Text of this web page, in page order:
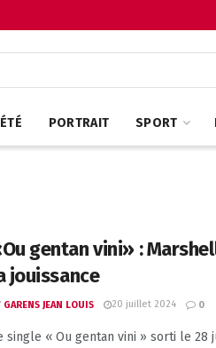
PORTRAIT SPORT
gentan vini» :
jouissance
GARENS JEAN LOUIS 20 juillet 2024 0
single « Ou gentan vini » sorti le 28